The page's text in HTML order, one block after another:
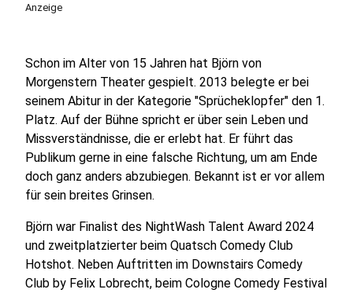
Anzeige
Schon im Alter von 15 Jahren hat Björn von
Morgenstern Theater gespielt. 2013 belegte er bei
seinem Abitur in der Kategorie "Sprücheklopfer" den 1.
Platz. Auf der Bühne spricht er über sein Leben und
Missverständnisse, die er erlebt hat. Er führt das
Publikum gerne in eine falsche Richtung, um am Ende
doch ganz anders abzubiegen. Bekannt ist er vor allem
für sein breites Grinsen.
Björn war Finalist des NightWash Talent Award 2024
und zweitplatzierter beim Quatsch Comedy Club
Hotshot. Neben Auftritten im Downstairs Comedy
Club by Felix Lobrecht, beim Cologne Comedy Festival